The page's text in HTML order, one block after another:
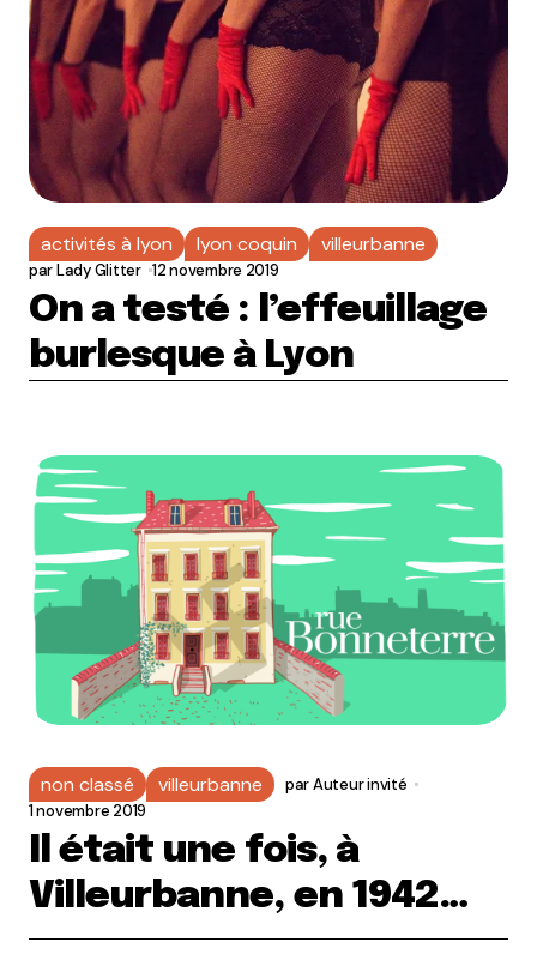
activités à lyon lyon coquin villeurbanne
parLady Glitter 12 novembre 2019
On a testé : l’effeuillage
burlesque à Lyon
non classé villeurbanne parAuteur invité
1 novembre 2019
Il était une fois, à
Villeurbanne, en 1942…